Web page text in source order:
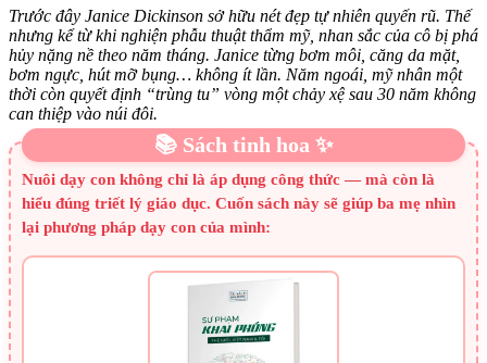
Trước đây Janice Dickinson sở hữu nét đẹp tự nhiên quyến rũ. Thế
nhưng kể từ khi nghiện phẫu thuật thẩm mỹ, nhan sắc của cô bị phá
hủy nặng nề theo năm tháng. Janice từng bơm môi, căng da mặt,
bơm ngực, hút mỡ bụng… không ít lần. Năm ngoái, mỹ nhân một
thời còn quyết định “trùng tu” vòng một chảy xệ sau 30 năm không
can thiệp vào núi đôi.
📚 Sách tinh hoa ✨
Nuôi dạy con không chỉ là áp dụng công thức — mà còn là
hiểu đúng triết lý giáo dục. Cuốn sách này sẽ giúp ba mẹ nhìn
lại phương pháp dạy con của mình: